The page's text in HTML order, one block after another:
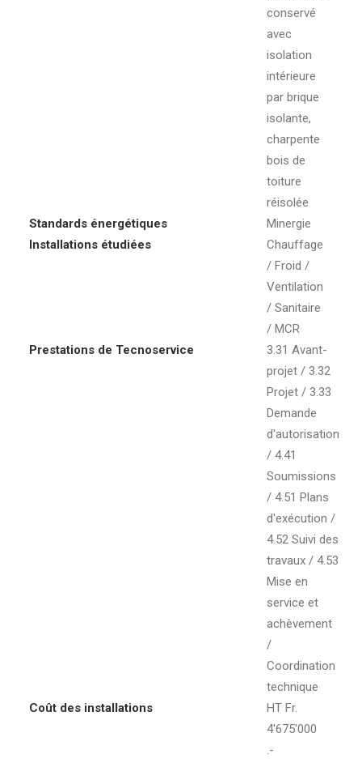
conservé
avec
isolation
intérieure
par brique
isolante,
charpente
bois de
toiture
réisolée
Standards énergétiques
Minergie
Installations étudiées
Chauffage
/ Froid /
Ventilation
/ Sanitaire
/ MCR
Prestations de Tecnoservice
3.31 Avant-
projet / 3.32
Projet / 3.33
Demande
d'autorisation
/ 4.41
Soumissions
/ 4.51 Plans
d'exécution /
4.52 Suivi des
travaux / 4.53
Mise en
service et
achèvement
/
Coordination
technique
Coût des installations
HT Fr.
4'675'000
.-